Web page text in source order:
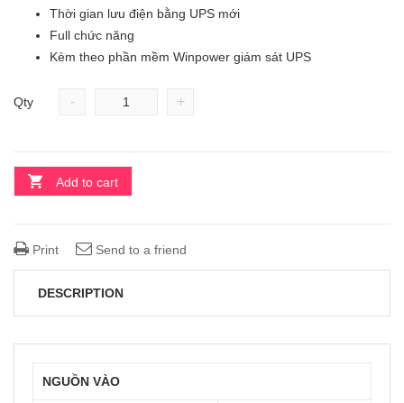
Thời gian lưu điện bằng UPS mới
Full chức năng
Kèm theo phần mềm Winpower giám sát UPS
Qty - +
Add to cart
Print Send to a friend
DESCRIPTION
NGUỒN VÀO